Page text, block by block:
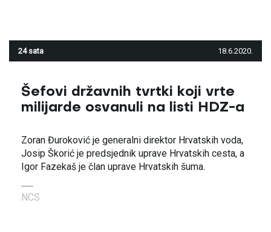
24 sata 18.6.2020.
Šefovi državnih tvrtki koji vrte
milijarde osvanuli na listi HDZ-a
Zoran Đuroković je generalni direktor Hrvatskih voda,
Josip Škorić je predsjednik uprave Hrvatskih cesta, a
Igor Fazekaš je član uprave Hrvatskih šuma.
NCS